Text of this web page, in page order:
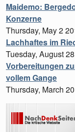
Maidemo:
Konzerne
Thursday, May 2
Lachhaftes im
Tuesday, August
Vorbereitungen
vollem Gange
Thursday, March